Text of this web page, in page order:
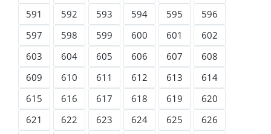
591
592 593 594 595
596
597
598 599 600 601
602
603
604 605 606 607
608
609
610 611 612 613
614
615
616 617 618 619
620
621
622 623 624 625
626